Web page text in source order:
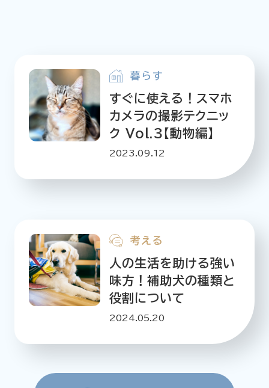
暮らす
すぐに使える！スマホ
カメラの撮影テクニッ
ク Vol.３【動物編】
2023.09.12
考える
人の生活を助ける強い
味方！補助犬の種類と
役割について
2024.05.20